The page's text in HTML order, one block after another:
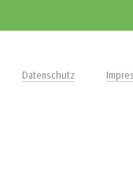
Datenschutz